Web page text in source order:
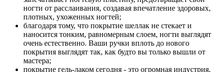
ногти от расслаивания, создавая впечатление здоровых,
плотных, ухоженных ногтей;
благодаря тому, что покрытие шеллак не стекает и
наносится тонким, равномерным слоем, ногти выглядят
очень естественно. Ваши ручки вплоть до нового
покрытия выглядят так, как будто вы только вышли от
мастера;
покрытие гель-лаком сегодня - это огромная индустрия,